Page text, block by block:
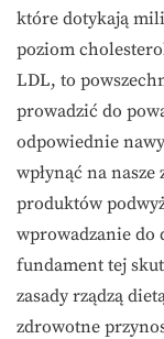
które dotykają
poziom
LDL, to
prowadzić do
odpowiednie
wpłynąć na
produktów
wprowadzanie do
fundament tej
zasady rządzą
zdrowotne